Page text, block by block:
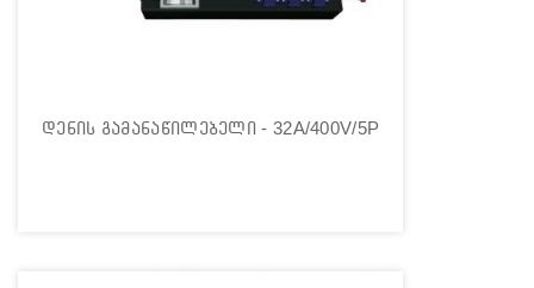
დენის გამანაწილებელი - 32A/400V/5P